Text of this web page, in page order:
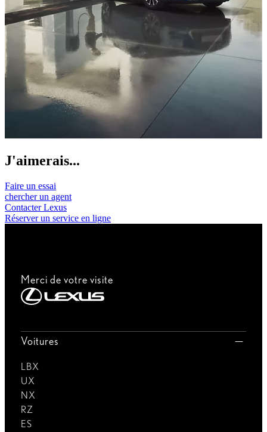
J'aimerais...
Faire un essai
chercher un agent
Contacter Lexus
Réserver un service en ligne
Merci de votre visite
Voitures
LBX
UX
NX
RZ
ES